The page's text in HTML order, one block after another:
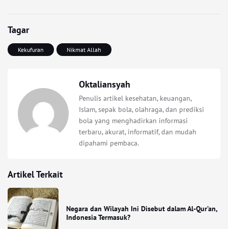
Tagar
Kekufuran Nikmat Allah
Oktaliansyah
Penulis artikel kesehatan, keuangan,
Islam, sepak bola, olahraga, dan prediksi
bola yang menghadirkan informasi
terbaru, akurat, informatif, dan mudah
dipahami pembaca.
Artikel Terkait
Negara dan Wilayah Ini Disebut dalam Al-Qur’an,
Indonesia Termasuk?